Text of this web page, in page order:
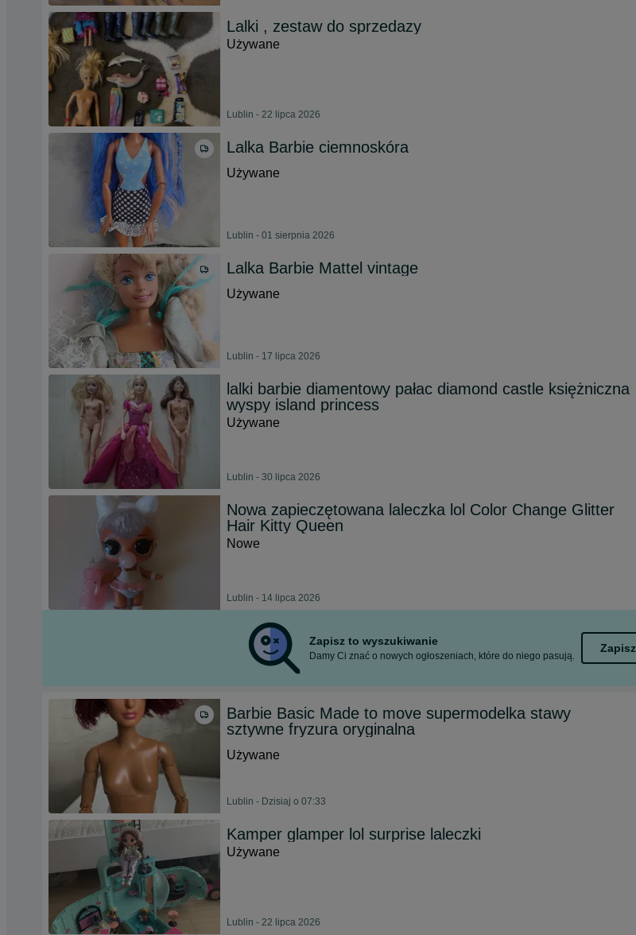
Lalki , zestaw do sprzedazy
Używane
Lublin - 22 lipca 2026
Lalka Barbie ciemnoskóra
Używane
Lublin - 01 sierpnia 2026
Lalka Barbie Mattel vintage
Używane
Lublin - 17 lipca 2026
lalki barbie diamentowy pałac diamond castle księżniczna
wyspy island princess
Używane
Lublin - 30 lipca 2026
Nowa zapieczętowana laleczka lol Color Change Glitter
Hair Kitty Queen
Nowe
Lublin - 14 lipca 2026
Zapisz to wyszukiwanie
Damy Ci znać o nowych ogłoszeniach, które do niego pasują.
Zapisz
Barbie Basic Made to move supermodelka stawy
sztywne fryzura oryginalna
Używane
Lublin - Dzisiaj o 07:33
Kamper glamper lol surprise laleczki
Używane
Lublin - 22 lipca 2026